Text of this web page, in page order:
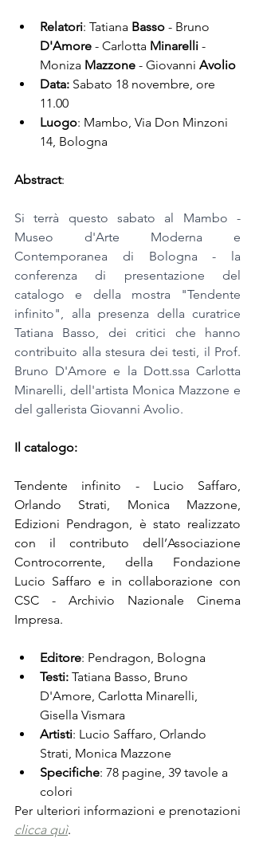
Relatori: Tatiana Basso - Bruno
D'Amore - Carlotta Minarelli -
Moniza Mazzone - Giovanni Avolio
Data: Sabato 18 novembre, ore
11.00
Luogo: Mambo, Via Don Minzoni
14, Bologna
Abstract:
Si terrà questo sabato al Mambo -
Museo d'Arte Moderna e
Contemporanea di Bologna - la
conferenza di presentazione del
catalogo e della mostra "Tendente
infinito", alla presenza della curatrice
Tatiana Basso, dei critici che hanno
contribuito alla stesura dei testi, il Prof.
Bruno D'Amore e la Dott.ssa Carlotta
Minarelli, dell'artista Monica Mazzone e
del gallerista Giovanni Avolio.
Il catalogo:
Tendente infinito - Lucio Saffaro,
Orlando Strati, Monica Mazzone,
Edizioni Pendragon, è stato realizzato
con il contributo dell’Associazione
Controcorrente, della Fondazione
Lucio Saffaro e in collaborazione con
CSC - Archivio Nazionale Cinema
Impresa.
Editore: Pendragon, Bologna
Testi: Tatiana Basso, Bruno
D'Amore, Carlotta Minarelli,
Gisella Vismara
Artisti: Lucio Saffaro, Orlando
Strati, Monica Mazzone
Specifiche: 78 pagine, 39 tavole a
colori
clicca quì.